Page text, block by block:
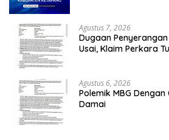
Agustus 7, 2026
Dugaan
Usai, Klaim Perkara
Agustus 6, 2026
Polemik MBG
Damai